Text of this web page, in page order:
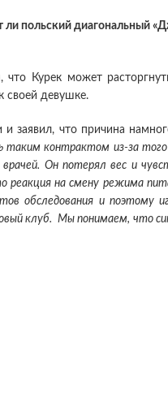
польский диагональный
Курек может
своей девушке.
заявил, что причина
таким контрактом из-за
Он потерял вес и
на смену режима
обследования и поэтому
клуб. Мы понимаем, что